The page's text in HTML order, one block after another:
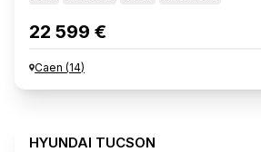
22 599 €
Caen (14)
HYUNDAI TUCSON